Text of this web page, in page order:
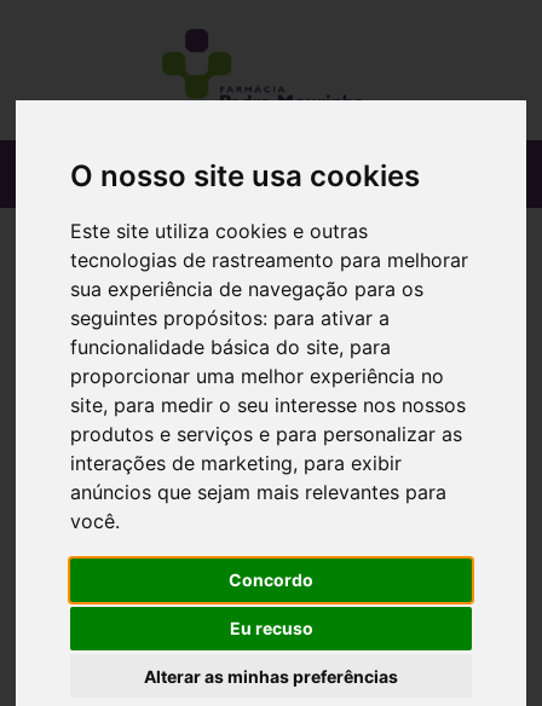
O nosso site usa cookies
Este site utiliza cookies e outras
tecnologias de rastreamento para melhorar
sua experiência de navegação para os
seguintes propósitos: para ativar a
funcionalidade básica do site, para
proporcionar uma melhor experiência no
site, para medir o seu interesse nos nossos
produtos e serviços e para personalizar as
interações de marketing, para exibir
anúncios que sejam mais relevantes para
você.
Concordo
Eu recuso
Alterar as minhas preferências